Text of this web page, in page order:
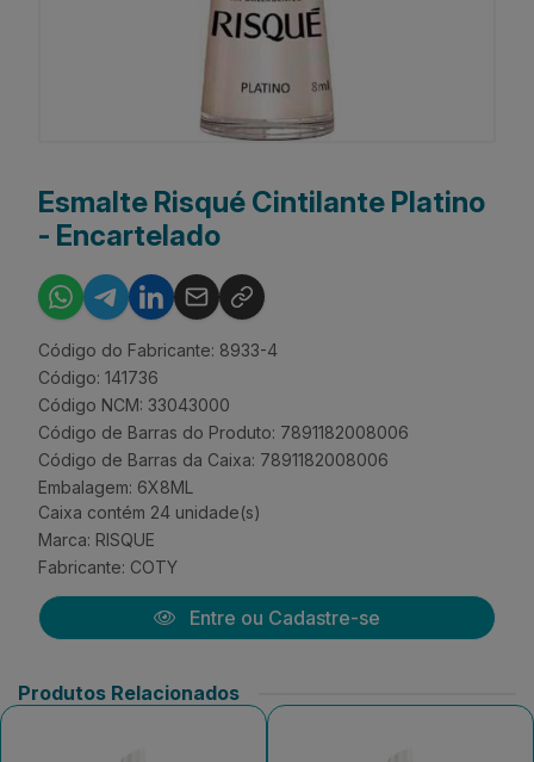
Esmalte Risqué Cintilante Platino
- Encartelado
Código do Fabricante: 8933-4
Código: 141736
Código NCM: 33043000
Código de Barras do Produto: 7891182008006
Código de Barras da Caixa: 7891182008006
Embalagem: 6X8ML
Caixa contém 24 unidade(s)
Marca: RISQUE
Fabricante: COTY
Entre ou Cadastre-se
Produtos Relacionados